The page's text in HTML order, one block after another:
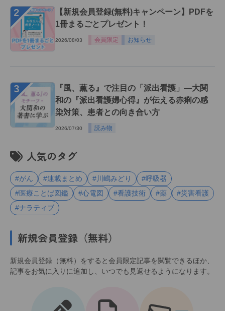
２
【新規会員登録(無料)キャンペーン】PDFを
1冊まるごとプレゼント！
2026/08/03 会員限定 お知らせ
３
『風、薫る』で注目の「派出看護」―大関
和の『派出看護婦心得』が伝える赤痢の感
染対策、患者との向き合い方
2026/07/30 読み物
人気のタグ
#がん #連載まとめ #川嶋みどり
#呼吸器
#医療ことば図鑑
#心電図 #看護技術 #薬
#災害看護
#ナラティブ
新規会員登録（無料）
新規会員登録（無料）をすると会員限定記事を閲覧できるほか、
記事をお気に入りに追加し、いつでも見返せるようになります。